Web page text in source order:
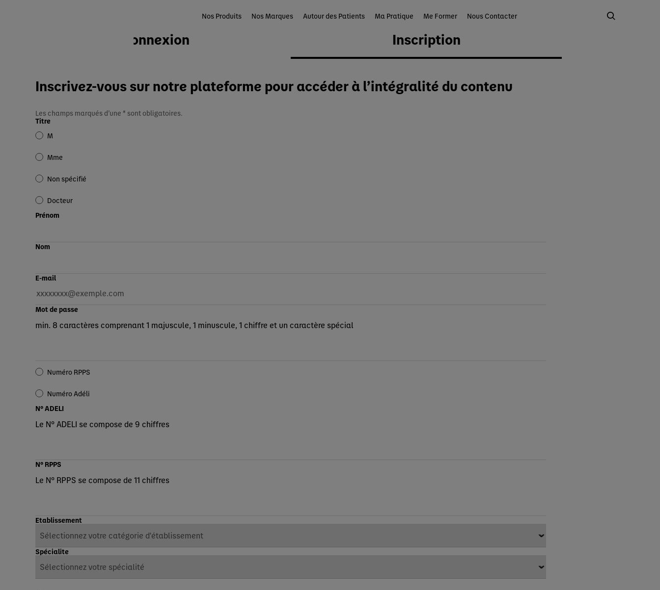
Nos Produits Nos Marques Autour des Patients Ma Pratique Me Former Nous Contacter
Connexion Inscription
Inscrivez-vous sur notre plateforme pour accéder à l’intégralité du contenu
Les champs marqués d’une * sont obligatoires.
Titre
M
Mme
Non spécifié
Docteur
Prénom
Nom
E-mail
Mot de passe
min. 8 caractères comprenant 1 majuscule, 1 minuscule, 1 chiffre et un caractère spécial
Numéro RPPS
Numéro Adéli
N° ADELI
Le N° ADELI se compose de 9 chiffres
N° RPPS
Le N° RPPS se compose de 11 chiffres
Etablissement
Spécialite